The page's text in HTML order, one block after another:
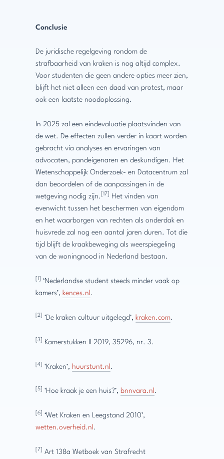
Conclusie
De juridische regelgeving rondom de
strafbaarheid van kraken is nog altijd complex.
Voor studenten die geen andere opties meer zien,
blijft het niet alleen een daad van protest, maar
ook een laatste noodoplossing.
In 2025 zal een eindevaluatie plaatsvinden van
de wet. De effecten zullen verder in kaart worden
gebracht via analyses en ervaringen van
advocaten, pandeigenaren en deskundigen. Het
Wetenschappelijk Onderzoek- en Datacentrum zal
dan beoordelen of de aanpassingen in de
wetgeving nodig zijn.
[17]
Het vinden van
evenwicht tussen het beschermen van eigendom
en het waarborgen van rechten als onderdak en
huisvrede zal nog een aantal jaren duren. Tot die
tijd blijft de kraakbeweging als weerspiegeling
van de woningnood in Nederland bestaan.
[1]
‘Nederlandse student steeds minder vaak op
kamers’, kences.nl .
[2] ‘De kraken cultuur uitgelegd’, kraken.com.
[3] Kamerstukken II 2019, 35296, nr. 3.
[4] ‘Kraken’, huurstunt.nl .
[5] ‘Hoe kraak je een huis?’, bnnvara.nl .
[6]
‘Wet Kraken en Leegstand 2010’,
wetten.overheid.nl .
[7] Art 138a Wetboek van Strafrecht